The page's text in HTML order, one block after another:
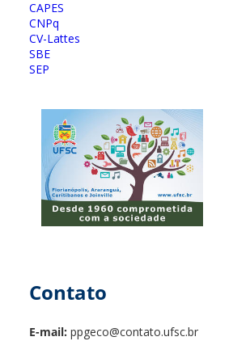
CAPES
CNPq
CV-Lattes
SBE
SEP
Contato
E-mail: ppgeco@contato.ufsc.br